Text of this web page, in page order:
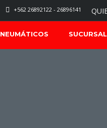
+562 26892122 - 26896141
NEUMÁTICOS